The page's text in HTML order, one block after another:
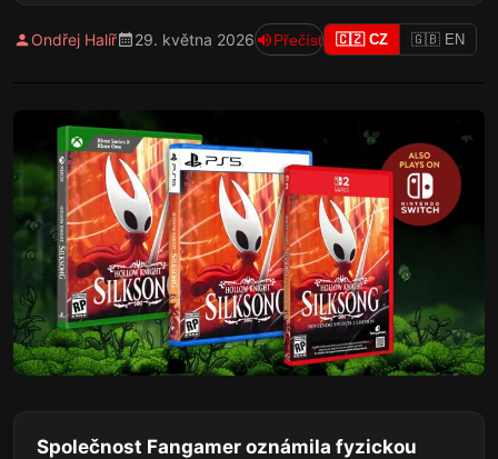
Ondřej Halíř 29. května 2026 Přečíst 🇨🇿 CZ 🇬🇧 EN
Společnost Fangamer oznámila fyzickou